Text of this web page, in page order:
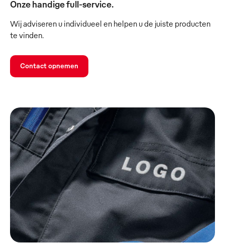
Onze handige full-service.
Wij adviseren u individueel en helpen u de juiste producten
te vinden.
Contact opnemen